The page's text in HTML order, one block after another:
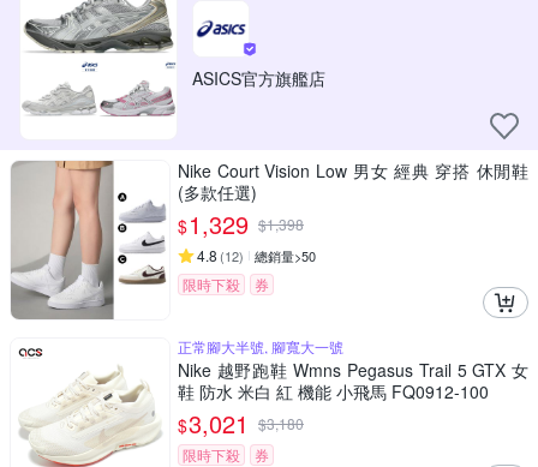
ASICS官方旗艦店
Nike Court Vision Low 男女 經典 穿搭 休閒鞋
(多款任選)
$1,329 $1,398
4.8 (12) 總銷量>50
限時下殺 券
正常腳大半號, 腳寬大一號
Nike 越野跑鞋 Wmns Pegasus Trail 5 GTX 女
鞋 防水 米白 紅 機能 小飛馬 FQ0912-100
$3,021 $3,180
限時下殺
券